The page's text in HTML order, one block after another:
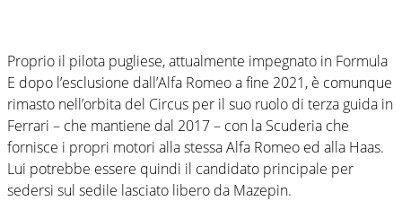
Proprio il pilota pugliese, attualmente impegnato in Formula
E dopo l’esclusione dall’Alfa Romeo a fine 2021, è comunque
rimasto nell’orbita del Circus per il suo ruolo di terza guida in
Ferrari – che mantiene dal 2017 – con la Scuderia che
fornisce i propri motori alla stessa Alfa Romeo ed alla Haas.
Lui potrebbe essere quindi il candidato principale per
sedersi sul sedile lasciato libero da Mazepin.